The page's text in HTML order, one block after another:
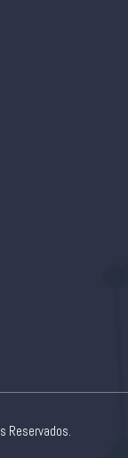
Reservados.